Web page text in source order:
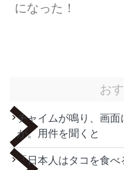
になった！
お
チャイムが鳴り、画
が。用件を聞くと
「日本人はタコを食